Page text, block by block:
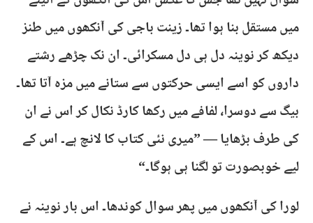
میں مستقل بنا ہوا تھا۔ زینت باجی کی آنکھوں میں طنز
دیکھ کر نوینہ دل ہی دل مسکرائی۔ ان نک چڑھے رشتے
داروں کو اسے ایسی حرکتوں سے ستانے میں مزہ آتا تھا۔
بیگ سے دوسرا، لفافے میں رکھا کارڈ نکال کر اس نے ان
کی طرف بڑھایا — ”میری نئی کتاب کا لانچ ہے۔ اس کے
لیے خوبصورت تو لگنا ہی ہوگا۔“
لورا کی آنکھوں میں پھر سوال کوندھا۔ اس بار نوینہ نے